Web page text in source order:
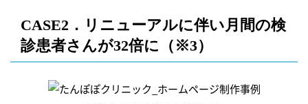
CASE2．リニューアルに伴い月間の検
診患者さんが32倍に（※3）